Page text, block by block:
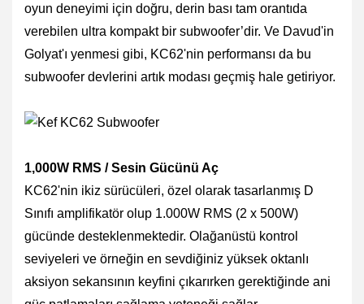
oyun deneyimi için doğru, derin bası tam orantıda
verebilen ultra kompakt bir subwoofer’dir. Ve Davud'in
Golyat'ı yenmesi gibi, KC62'nin performansı da bu
subwoofer devlerini artık modası geçmiş hale getiriyor.
1,000W RMS /Sesin Gücünü Aç
KC62'nin ikiz sürücüleri, özel olarak tasarlanmış D
Sınıfı amplifikatör olup 1.000W RMS (2 x 500W)
gücünde desteklenmektedir. Olağanüstü kontrol
seviyeleri ve örneğin en sevdiğiniz yüksek oktanlı
aksiyon sekansının keyfini çıkarırken gerektiğinde ani